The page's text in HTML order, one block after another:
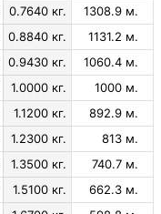
0.7640 кг.
1308.9 м.
0.8840 кг.
1131.2 м.
0.9430 кг.
1060.4 м.
1.0000 кг.
1000 м.
1.1200 кг.
892.9 м.
1.2300 кг.
813 м.
1.3500 кг.
740.7 м.
1.5100 кг.
662.3 м.